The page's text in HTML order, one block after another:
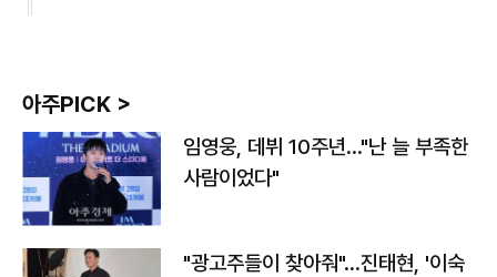
아주PICK >
임영웅, 데뷔 10주년…"난 늘 부족한
사람이었다"
"광고주들이 찾아줘"…진태현, '이숙